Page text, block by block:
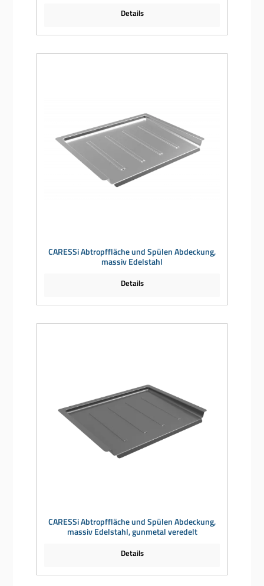
Details
CARESSi Abtropffläche und Spülen Abdeckung,
massiv Edelstahl
Details
CARESSi Abtropffläche und Spülen Abdeckung,
massiv Edelstahl, gunmetal veredelt
Details